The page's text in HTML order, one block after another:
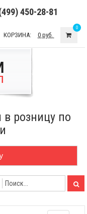
450-28-81
КОРЗИНА: 0 руб.
0
розницу по